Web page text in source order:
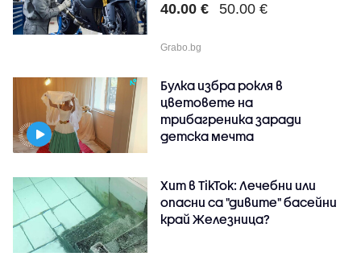
40.00 € 50.00 €
Grabo.bg
Булка избра рокля в
цветовете на
трибагреника заради
детска мечта
Хит в TikTok: Лечебни или
опасни са "дивите" басейни
край Железница?